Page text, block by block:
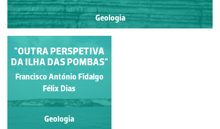
Geologia
ESTRATIFICAÇÃO
ENTRECRUZADA
Ana Isabel dos Santos
Rebelo
Geologia
"OUTRA PERSPETIVA
DA ILHA DAS POMBAS"
Francisco António Fidalgo
Félix Dias
Geologia